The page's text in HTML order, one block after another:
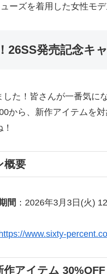
26SS発売記念キ
した！皆さんが一番気に
から、新作アイテムを
概要
間 ：2026年3月3日(火)
www.sixty-
作アイテム 30%OFF